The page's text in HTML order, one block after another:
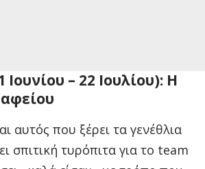
Ιουνίου – 22 Ιουλίου): Η
αυτός που ξέρει τα γενέθλια
σπιτική τυρόπιτα για το team